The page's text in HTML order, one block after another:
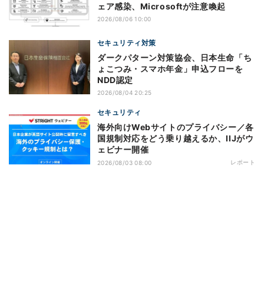
ェア感染、Microsoftが注意喚起
2026/08/06 10:00
セキュリティ対策
ダークパターン対策協会、日本生命「ち
ょこつみ・スマホ年金」申込フローを
NDD認定
2026/08/04 20:25
セキュリティ
海外向けWebサイトのプライバシー／各
国規制対応をどう乗り越えるか、IIJがウ
ェビナー開催
2026/08/03 08:00 レポート